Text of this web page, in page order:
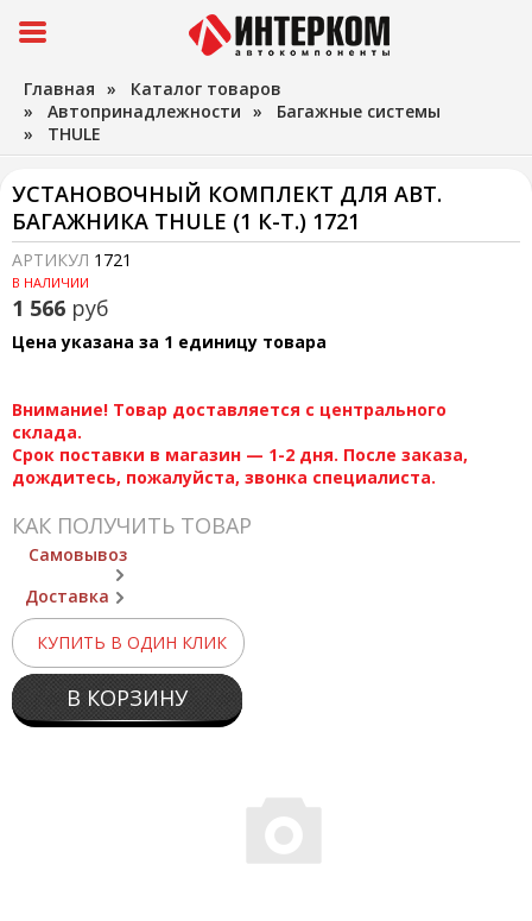
Главная » Каталог товаров
» Автопринадлежности » Багажные системы
» THULE
УСТАНОВОЧНЫЙ КОМПЛЕКТ ДЛЯ АВТ.
БАГАЖНИКА THULE (1 К-Т.) 1721
АРТИКУЛ 1721
В НАЛИЧИИ
1 566 руб
Цена указана за 1 единицу товара
Внимание! Товар доставляется с центрального
склада.
Срок поставки в магазин — 1-2 дня. После заказа,
дождитесь, пожалуйста, звонка специалиста.
КАК ПОЛУЧИТЬ ТОВАР
Самовывоз
Доставка
КУПИТЬ В ОДИН КЛИК
В КОРЗИНУ